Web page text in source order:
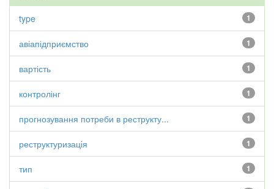
1
type
1
авіапідприємство
1
вартість
1
контролінг
1
прогнозування потреби в реструкту...
1
реструктуризація
1
тип